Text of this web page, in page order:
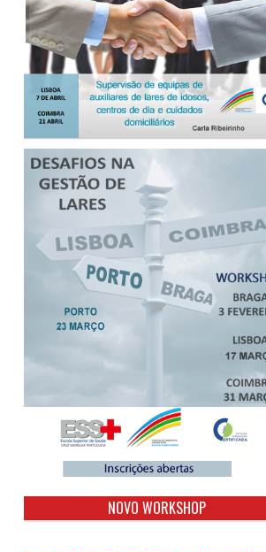
NOVO WORKSHOP